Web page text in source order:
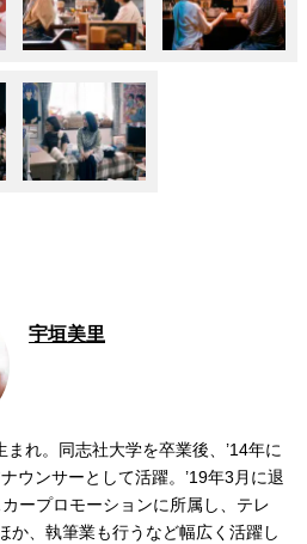
宇垣美里
まれ。同志社大学を卒業後、’14年に
ウンサーとして活躍。’19年3月に退
ープロモーションに所属し、テレ
か、執筆業も行うなど幅広く活躍し